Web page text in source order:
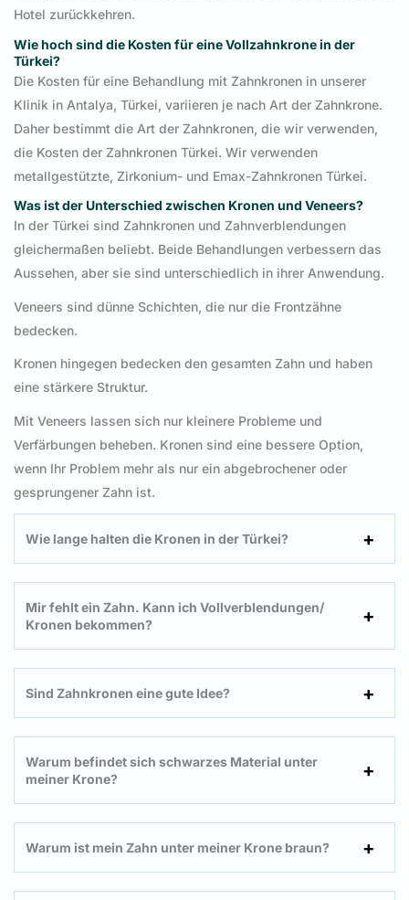
Hotel zurückkehren.
Wie hoch sind die Kosten für eine Vollzahnkrone in der
Türkei?
Die Kosten für eine Behandlung mit Zahnkronen in unserer
Klinik in Antalya, Türkei, variieren je nach Art der Zahnkrone.
Daher bestimmt die Art der Zahnkronen, die wir verwenden,
die Kosten der Zahnkronen Türkei. Wir verwenden
metallgestützte, Zirkonium- und Emax-Zahnkronen Türkei.
Was ist der Unterschied zwischen Kronen und Veneers?
In der Türkei sind Zahnkronen und Zahnverblendungen
gleichermaßen beliebt. Beide Behandlungen verbessern das
Aussehen, aber sie sind unterschiedlich in ihrer Anwendung.
Veneers sind dünne Schichten, die nur die Frontzähne
bedecken.
Kronen hingegen bedecken den gesamten Zahn und haben
eine stärkere Struktur.
Mit Veneers lassen sich nur kleinere Probleme und
Verfärbungen beheben. Kronen sind eine bessere Option,
wenn Ihr Problem mehr als nur ein abgebrochener oder
gesprungener Zahn ist.
Wie lange halten die Kronen in der Türkei?
Mir fehlt ein Zahn. Kann ich Vollverblendungen/
Kronen bekommen?
Sind Zahnkronen eine gute Idee?
Warum befindet sich schwarzes Material unter
meiner Krone?
Warum ist mein Zahn unter meiner Krone braun?